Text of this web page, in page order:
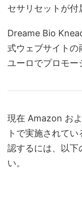
セサリセットが付
Dreame Bio
式ウェブサイト
ユーロでプロモー
現在 Amazon お
トで実施されて
認するには、以下
い。